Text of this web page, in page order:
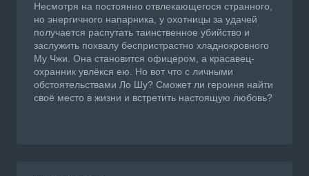
Несмотря на постоянно отвлекающегося странного,
но энергичного напарника, у охотницы за удачей
получается распутать таинственное убийство и
заслужить похвалу беспристрастно хладнокровного
Му Чжи. Она становится офицером, а красавец-
охранник увлёкся ею. Но вот что с личными
обстоятельствами Ло Шу? Сможет ли героиня найти
своё место в жизни и встретить настоящую любовь?